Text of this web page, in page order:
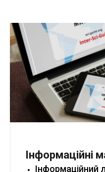
Інформаційні
Інформаційний